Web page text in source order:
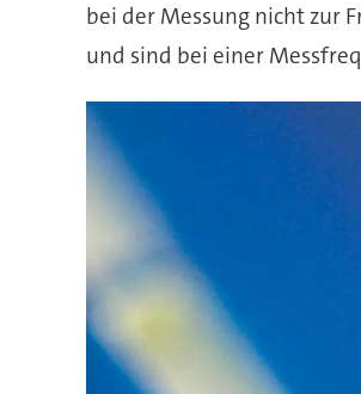
bei der Messung nicht zur
und sind bei einer